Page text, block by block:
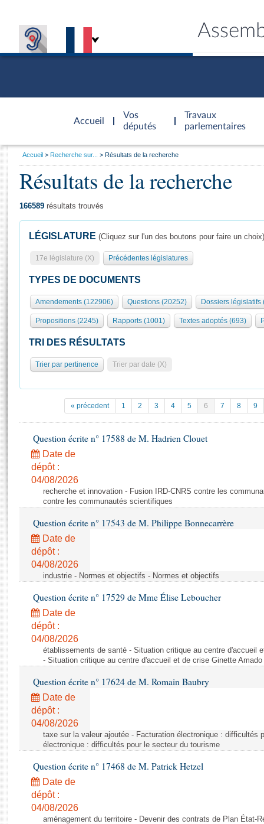
Accueil
d'accueil
Vos
députés
Travaux
parlementaires
Présidence
577 députés
Groupes politiques
Séance publique
Commissions et autres organes
Europe et International
Pétitions
Projets de loi
Propositions de loi
Amendements
Textes adoptés
Rapports législatifs
Rapports sur l'application des lois
Baromètre de l’application des lois
Dossiers législatifs
Budget et sécurité sociale
Questions écrites et orales
Comptes rendus des débats
Général
Rôle et pouvoirs de l'Assemblée
Organisation de l'Assemblée
Présidence Conférence des Présidents Bureau Collège des
Statistiques et chiffres clés
Documents de référence
( Constitution | Règlement de l'Assemblée ... )
Histoire
Juniors
Anciennes législatures
Visiter l'Assemblée
Visite virtuelle du palais Bourbon
Assister à une séance
La Bibliothèque
Contacts et plan d'accès
Photos libres de droit
Vous
Accueil Recherche sur... Résultats de la recherche
Résultats de la recherche
166589 résultats trouvés
LÉGISLATURE (Cliquez sur l'un des boutons pour faire un choix)
17e législature (X) Précédentes législatures
TYPES DE DOCUMENTS
Amendements (122906) Questions (20252) Dossiers législatifs
Propositions (2245) Rapports (1001) Textes adoptés (693)
TRI DES RÉSULTATS
Trier par pertinence Trier par date (X)
« précedent 1 2 3 4 5 6 7 8 9
Question écrite n° 17588 de M. Hadrien Clouet
Date de
dépôt :
04/08/2026
recherche et innovation - Fusion IRD-CNRS contre les
contre les communautés scientifiques
Question écrite n° 17543 de M. Philippe Bonnecarrère
Date de
dépôt :
04/08/2026
industrie - Normes et objectifs - Normes et objectifs
Question écrite n° 17529 de Mme Élise Leboucher
Date de
dépôt :
04/08/2026
établissements de santé - Situation critique au centre d'accueil
- Situation critique au centre d'accueil et de crise Ginette Amado
Question écrite n° 17624 de M. Romain Baubry
Date de
dépôt :
04/08/2026
taxe sur la valeur ajoutée - Facturation électronique : difficultés
électronique : difficultés pour le secteur du tourisme
Question écrite n° 17468 de M. Patrick Hetzel
Date de
dépôt :
04/08/2026
aménagement du territoire - Devenir des contrats de Plan État-